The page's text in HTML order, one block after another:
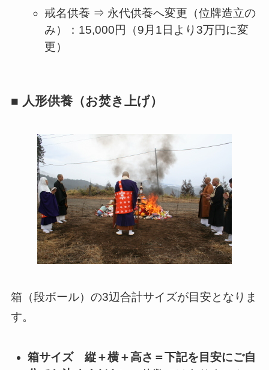
戒名供養 ⇒ 永代供養へ変更（位牌造立の
み）：15,000円（9月1日より3万円に変
更）
■ 人形供養（お焚き上げ）
箱（段ボール）の3辺合計サイズが目安となりま
す。
箱サイズ 縦＋横＋高さ＝下記を目安にご自